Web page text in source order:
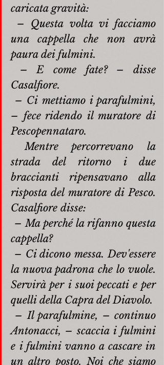
caricata gravità:
– Questa volta vi facciamo
una cappella che non avrà
paura dei fulmini.
– E come fate? – disse
Casalfiore.
– Ci mettiamo i parafulmini,
– fece ridendo il muratore di
Pescopennataro.
Mentre percorrevano la
strada del ritorno i due
braccianti ripensavano alla
risposta del muratore di Pesco.
Casalfiore disse:
– Ma perché la rifanno questa
cappella?
– Ci dicono messa. Dev'essere
la nuova padrona che lo vuole.
Servirà per i suoi peccati e per
quelli della Capra del Diavolo.
– Il parafulmine, – continuo
Antonacci, – scaccia i fulmini
e i fulmini vanno a cascare in
un altro posto. Noi che siamo